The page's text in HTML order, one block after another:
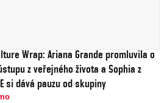
Wrap: Ariana Grande promluvila o
z veřejného života a Sophia z
si dává pauzu od skupiny